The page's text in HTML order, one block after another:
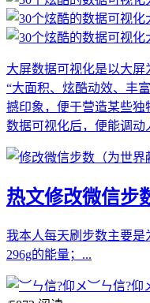
大屏数据可视化是以大屏
“大面积、炫酷动效、丰
撼印象，便于营造某些
数据可视化后，便能调动
热文修改微信步
我本人每天刷步数主要是
296g的能量；...
︶ㄣ信?仰